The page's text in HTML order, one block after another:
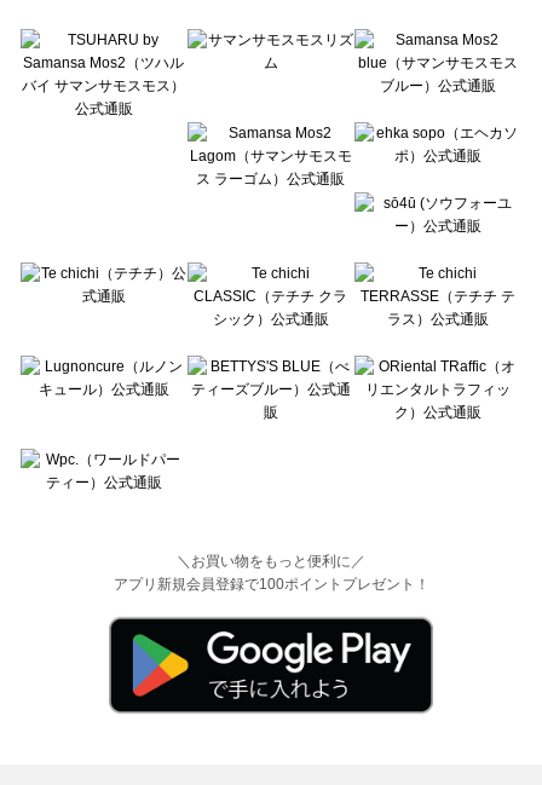
Lugnoncure（ルノンキュール）の一覧
BETTY'S BLUE（べティーズブルー）の一覧
Wpc.（ワールドパーティー）の一覧
＼お買い物をもっと便利に／
アプリ新規会員登録で100ポイントプレゼント！